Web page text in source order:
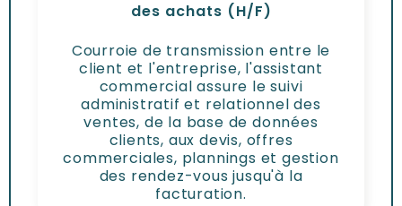
des achats (H/F)
Courroie de transmission entre le
client et l'entreprise, l'assistant
commercial assure le suivi
administratif et relationnel des
ventes, de la base de données
clients, aux devis, offres
commerciales, plannings et gestion
des rendez-vous jusqu'à la
facturation.